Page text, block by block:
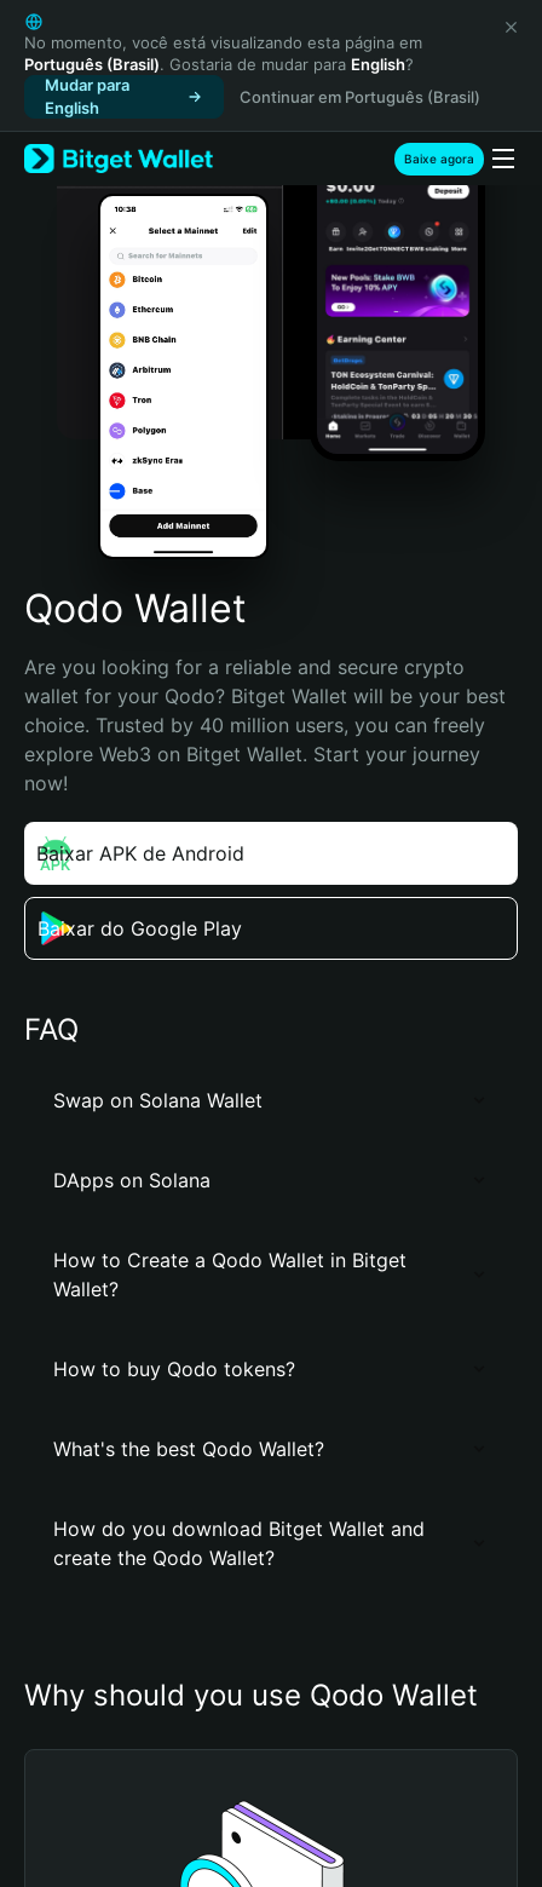
English
日本語
Tiếng Việt
Русский
Español (Latinoamérica)
Türkçe
Italiano
Português (Portugal)
Bahasa Indonesia
Português (Brasil)
Español (Argentina)
No momento, você está visualizando esta página em
Português (Brasil). Gostaria de mudar para English?
Mudar para
English
Continuar em Português (Brasil)
Baixe agora
Qodo Wallet
Are you looking for a reliable and secure crypto
wallet for your Qodo? Bitget Wallet will be your best
choice. Trusted by 40 million users, you can freely
explore Web3 on Bitget Wallet. Start your journey
now!
Baixar APK de Android
Baixar do Google Play
FAQ
Swap on Solana Wallet
DApps on Solana
How to Create a Qodo Wallet in Bitget
Wallet?
How to buy Qodo tokens?
What's the best Qodo Wallet?
How do you download Bitget Wallet and
create the Qodo Wallet?
Why should you use Qodo Wallet